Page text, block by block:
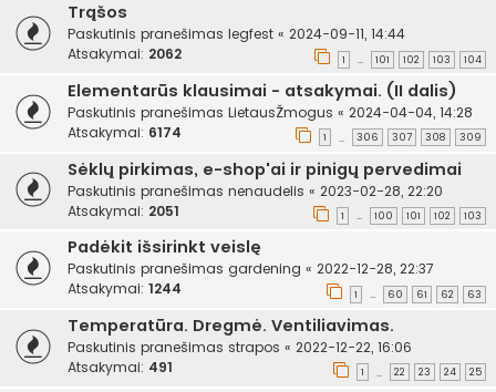
Trąšos
Paskutinis pranešimas legfest « 2024-09-11, 14:44
Atsakymai: 2062 1 … 101 102 103 104
Elementarūs klausimai - atsakymai. (II dalis)
Paskutinis pranešimas LietausŽmogus « 2024-04-04, 14:28
Atsakymai: 6174 1 … 306 307 308 309
Sėklų pirkimas, e-shop'ai ir pinigų pervedimai
Paskutinis pranešimas nenaudelis « 2023-02-28, 22:20
Atsakymai: 2051 1 … 100 101 102 103
Padėkit išsirinkt veislę
Paskutinis pranešimas gardening « 2022-12-28, 22:37
Atsakymai: 1244 1 … 60 61 62 63
Temperatūra. Dregmė. Ventiliavimas.
Paskutinis pranešimas strapos « 2022-12-22, 16:06
Atsakymai: 491 1 … 22 23 24 25